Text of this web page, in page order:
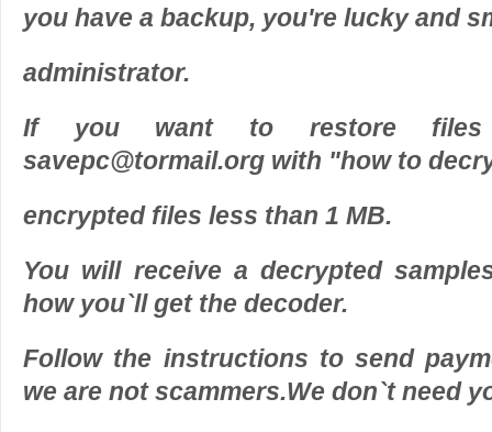
you have a backup, you're lucky and
administrator.
If you want to restore
savepc@tormail.org with "how to
encrypted files less than 1 MB.
You will receive a decrypted
how you`ll get the decoder.
Follow the instructions to send
we are not scammers.We don`t need